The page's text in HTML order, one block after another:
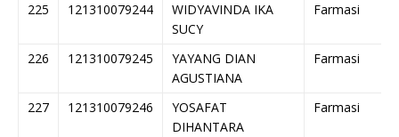
225 121310079244
WIDYAVINDA IKA
SUCY
Farmasi
226 121310079245
YAYANG DIAN
AGUSTIANA
Farmasi
227 121310079246
YOSAFAT
DIHANTARA
Farmasi